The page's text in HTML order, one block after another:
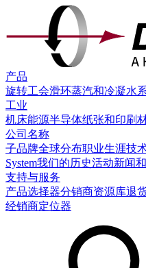
产品
旋转工会滑环蒸汽和冷凝水
工业
机床能源半导体纸张和印刷
公司名称
子品牌全球分布职业生涯技
System我们的历史活动新闻
支持与服务
产品选择器分销商资源库退
经销商定位器